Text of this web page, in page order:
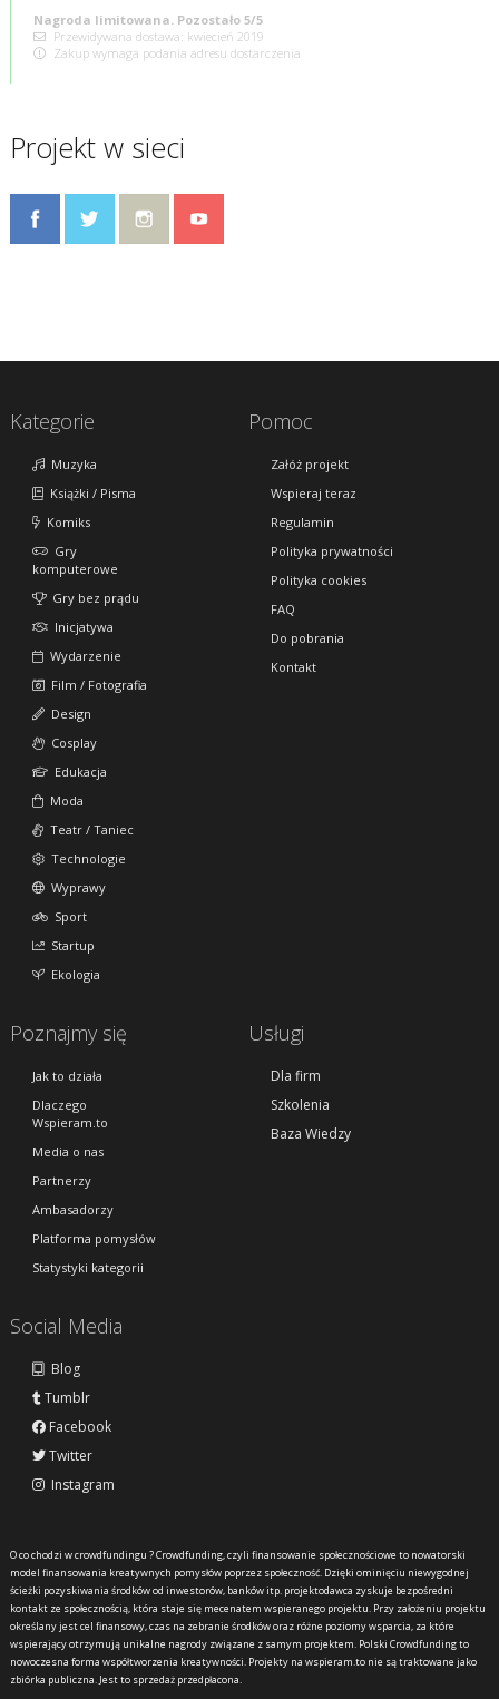
Nagroda limitowana. Pozostało 5/5
Przewidywana dostawa: kwiecień 2019
Zakup wymaga podania adresu dostarczenia
Projekt w sieci
Kategorie
Muzyka
Książki / Pisma
Komiks
Gry
komputerowe
Gry bez prądu
Inicjatywa
Wydarzenie
Film / Fotografia
Design
Cosplay
Edukacja
Moda
Teatr / Taniec
Technologie
Wyprawy
Sport
Startup
Ekologia
Pomoc
Załóż projekt
Wspieraj teraz
Regulamin
Polityka prywatności
Polityka cookies
FAQ
Do pobrania
Kontakt
Poznajmy się
Jak to działa
Dlaczego
Wspieram.to
Media o nas
Partnerzy
Ambasadorzy
Platforma pomysłów
Statystyki kategorii
Usługi
Dla firm
Szkolenia
Baza Wiedzy
Social Media
Blog
Tumblr
Facebook
Twitter
Instagram
O co chodzi w crowdfundingu ?Crowdfunding, czyli finansowanie społecznościowe to nowatorski
model finansowania kreatywnych pomysłów poprzez społeczność. Dzięki ominięciu niewygodnej
ścieżki pozyskiwania środków od inwestorów, banków itp. projektodawca zyskuje bezpośredni
kontakt ze społecznością, która staje się mecenatem wspieranego projektu. Przy założeniu projektu
określany jest cel finansowy, czas na zebranie środków oraz różne poziomy wsparcia, za które
wspierający otrzymują unikalne nagrody związane z samym projektem. Polski Crowdfunding to
nowoczesna forma współtworzenia kreatywności. Projekty na wspieram.to nie są traktowane jako
zbiórka publiczna. Jest to sprzedaż przedpłacona.